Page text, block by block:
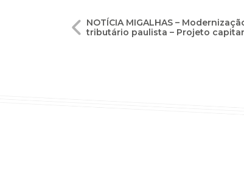
Navegação
NOTÍCIA MIGALHAS –
tributário paulista – Projeto